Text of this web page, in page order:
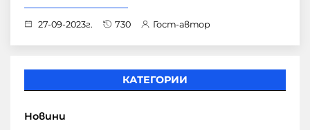
27-09-2023г. 730 Гост-автор
КАТЕГОРИИ
Новини